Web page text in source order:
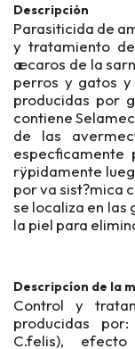
Descripción
Parasiticida de
y tratamiento
æcaros de la
perros y gatos
producidas por
contiene
de las
espec­ficamente
rÿpidamente
por v­a sist?mica
se localiza en las
la piel para
Descripcíon de la
Control y
producidas
C.felis),